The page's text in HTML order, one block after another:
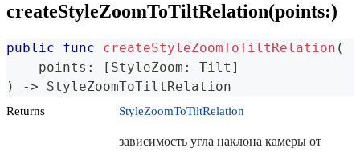
createStyleZoomToTiltRelation(points:)
public func createStyleZoomToTiltRelation (
    points
: [ StyleZoom : Tilt ]
)
-> StyleZoomToTiltRelation
Returns StyleZoomToTiltRelation
зависимость угла наклона камеры от